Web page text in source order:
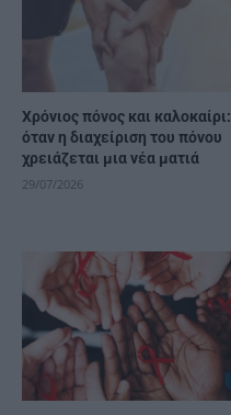
Χρόνιος πόνος και καλοκαίρι:
όταν η διαχείριση του πόνου
χρειάζεται μια νέα ματιά
29/07/2026